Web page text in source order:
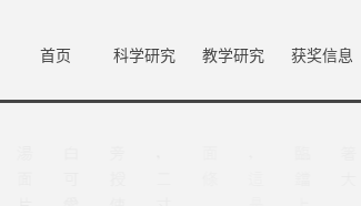
首页 科学研究 教学研究 获奖信息